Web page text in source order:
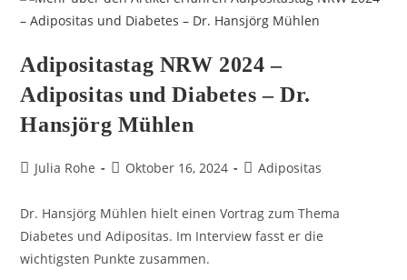
Adipositastag NRW 2024 –
Adipositas und Diabetes – Dr.
Hansjörg Mühlen
Julia Rohe Oktober 16, 2024 Adipositas
Dr. Hansjörg Mühlen hielt einen Vortrag zum Thema
Diabetes und Adipositas. Im Interview fasst er die
wichtigsten Punkte zusammen.